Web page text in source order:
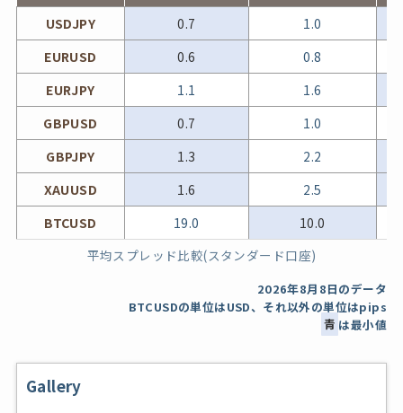
USDJPY 0.7
1.0
EURUSD
0.6
0.8
EURJPY
1.1
1.6
GBPUSD
0.7
1.0
GBPJPY
1.3
2.2
XAUUSD
1.6
2.5
BTCUSD
19.0
10.0
平均スプレッド比較(スタンダード口座)
2026年8月8日のデータ
BTCUSDの単位はUSD、それ以外の単位はpips
青 は最小値
Gallery